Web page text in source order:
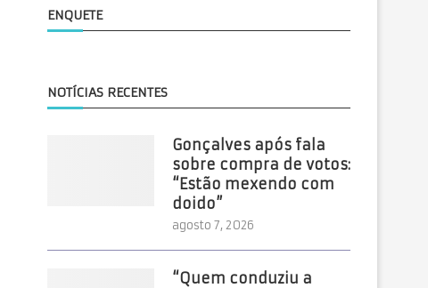
ENQUETE
NOTÍCIAS RECENTES
Gonçalves após fala
sobre compra de votos:
“Estão mexendo com
doido”
agosto 7, 2026
“Quem conduziu a